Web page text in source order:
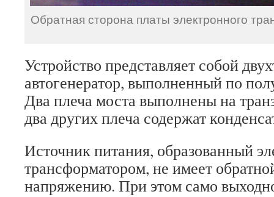
Обратная сторона платы электронного
Устройство представляет собой
автогенератор, выполненный по
Два плеча моста выполнены на
два других плеча содержат
Источник питания, образованный
трансформатором, не имеет
напряжению. При этом само